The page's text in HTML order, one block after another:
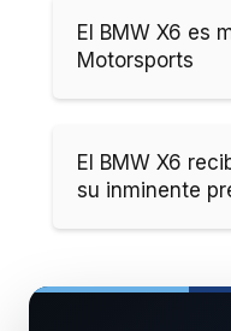
El BMW X6 es
Motorsports
El BMW X6
su inminente